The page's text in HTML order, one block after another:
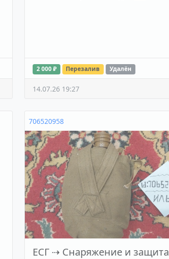
2 000 ₽ Перезалив Удалён
14.07.26 19:27
706520958
ЕСГ ⇢ Снаряжение и защита